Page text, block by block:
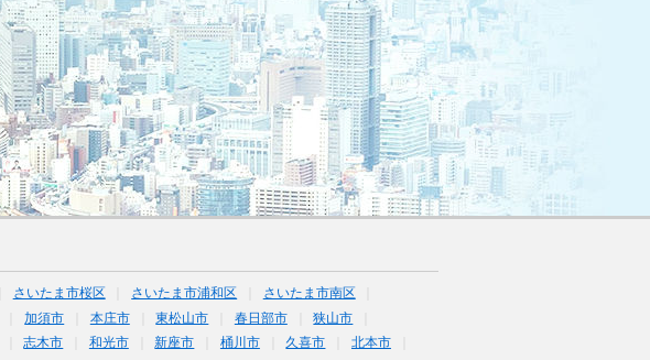
さいたま市桜区 さいたま市浦和区
さいたま市南区
加須市 本庄市 東松山市 春日部市
狭山市
志木市 和光市 新座市 桶川市 久喜市
北本市